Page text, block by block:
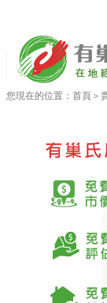
您現在的位置： 首頁 ＞